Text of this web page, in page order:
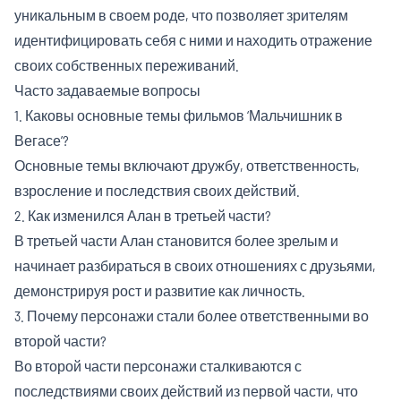
уникальным в своем роде, что позволяет зрителям
идентифицировать себя с ними и находить отражение
своих собственных переживаний.
Часто задаваемые вопросы
1. Каковы основные темы фильмов ‘Мальчишник в
Вегасе’?
Основные темы включают дружбу, ответственность,
взросление и последствия своих действий.
2. Как изменился Алан в третьей части?
В третьей части Алан становится более зрелым и
начинает разбираться в своих отношениях с друзьями,
демонстрируя рост и развитие как личность.
3. Почему персонажи стали более ответственными во
второй части?
Во второй части персонажи сталкиваются с
последствиями своих действий из первой части, что